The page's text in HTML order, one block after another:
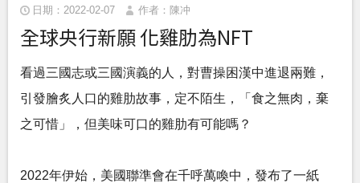
日期：2022-02-07 作者：陳冲
全球央行新願 化雞肋為NFT
看過三國志或三國演義的人，對曹操困漢中進退兩難，
引發膾炙人口的雞肋故事，定不陌生，「食之無肉，棄
之可惜」，但美味可口的雞肋有可能嗎？
2022年伊始，美國聯準會在千呼萬喚中，發布了一紙